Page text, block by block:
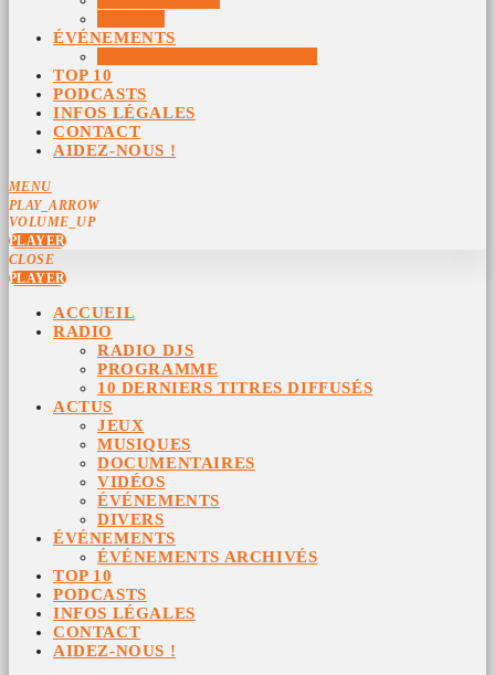
ÉVÉNEMENTS
TOP 10
PODCASTS
INFOS LÉGALES
CONTACT
AIDEZ-NOUS !
MENU
PLAY_ARROW
VOLUME_UP
PLAYER
CLOSE
PLAYER
ACCUEIL
RADIO
RADIO DJS
PROGRAMME
10 DERNIERS TITRES DIFFUSÉS
ACTUS
JEUX
MUSIQUES
DOCUMENTAIRES
VIDÉOS
ÉVÉNEMENTS
DIVERS
ÉVÉNEMENTS
ÉVÉNEMENTS ARCHIVÉS
TOP 10
PODCASTS
INFOS LÉGALES
CONTACT
AIDEZ-NOUS !